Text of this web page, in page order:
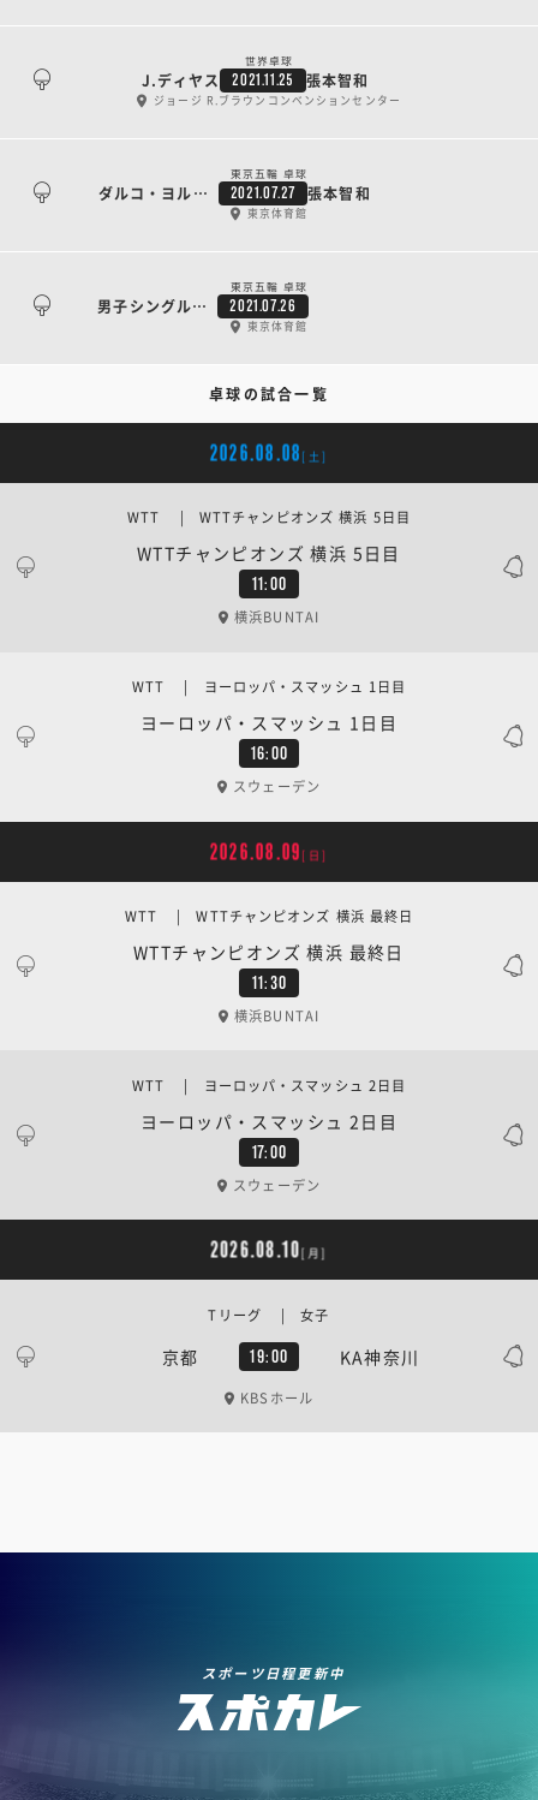
世界卓球
J.ディヤス 2021.11.25 張本智和
ジョージ R.ブラウンコンベンションセンター
東京五輪 卓球
ダルコ・ヨルギッチ 2021.07.27 張本智和
東京体育館
東京五輪 卓球
男子シングルス 3回戦
2021.07.26
東京体育館
卓球の試合一覧
2026.08.08 [土]
11:00
WTTチャンピオンズ 横浜 5日目
WTT | WTTチャンピオンズ 横浜 5日目
横浜BUNTAI
16:00
ヨーロッパ・スマッシュ 1日目
WTT | ヨーロッパ・スマッシュ 1日目
スウェーデン
2026.08.09 [日]
11:30
WTTチャンピオンズ 横浜 最終日
WTT | WTTチャンピオンズ 横浜 最終日
横浜BUNTAI
17:00
ヨーロッパ・スマッシュ 2日目
WTT | ヨーロッパ・スマッシュ 2日目
スウェーデン
2026.08.10[月]
京都 19:00 KA神奈川
Tリーグ | 女子
KBSホール
スポーツ日程更新中